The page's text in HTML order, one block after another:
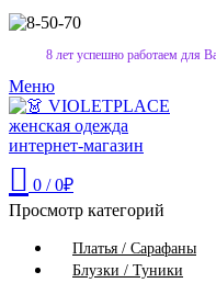
8 лет успешно работаем для
Меню
0 / 0₽
Просмотр категорий
Платья / Сарафаны
Блузки / Туники